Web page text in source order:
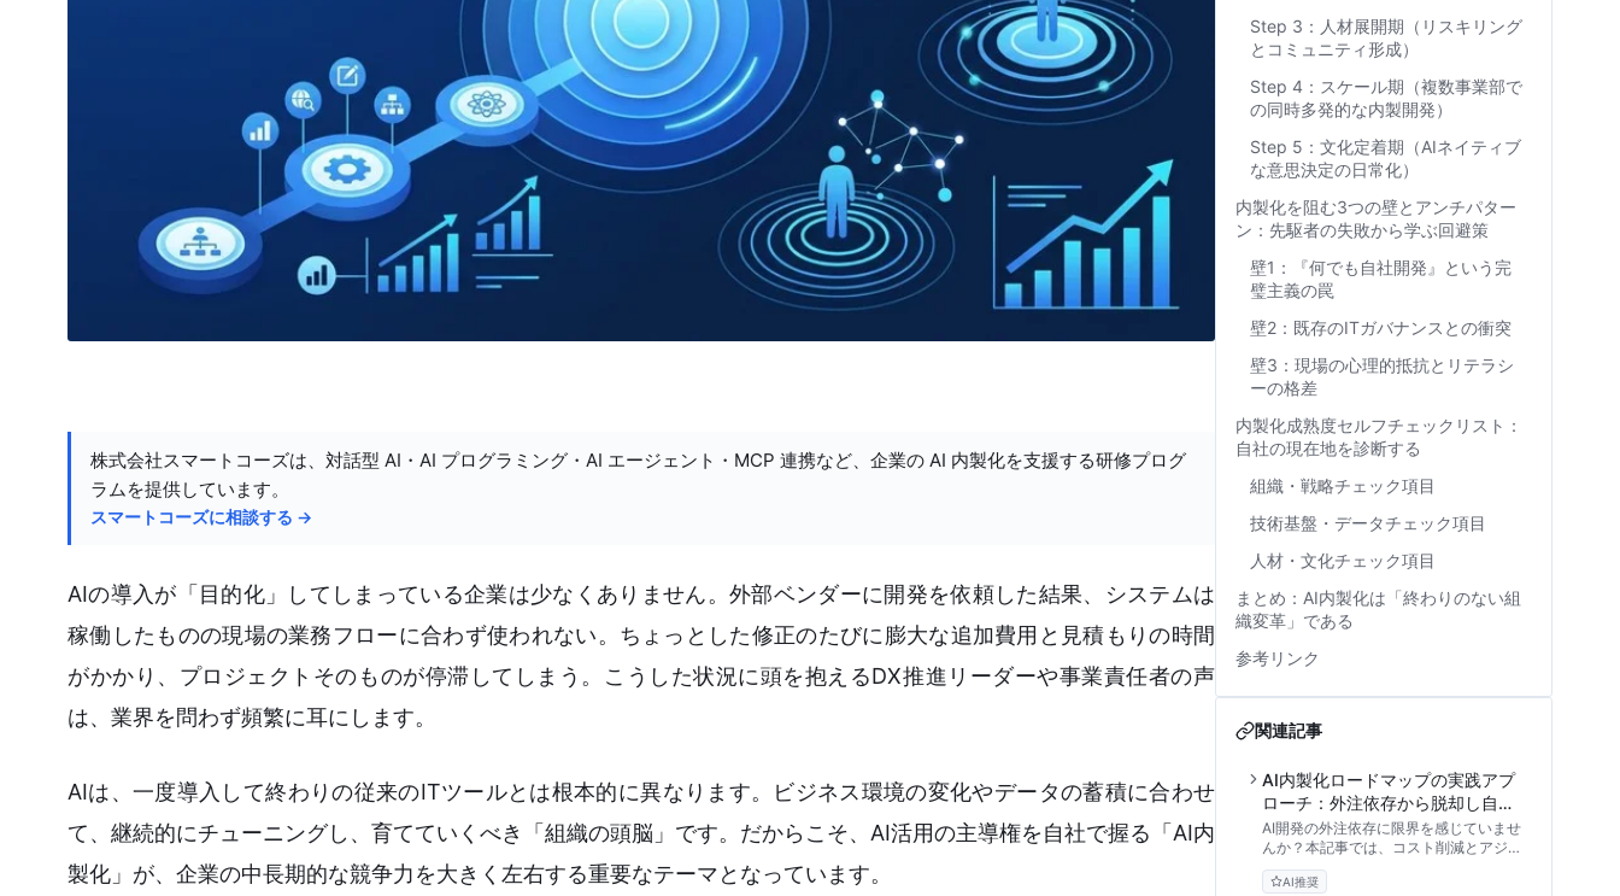
株式会社スマートコーズは、対話型 AI・AI プログラミング・AI エージェント・MCP 連携など、企業の AI 内製化を支援する研修プログ
ラムを提供しています。
スマートコーズに相談する →
AIの導入が「目的化」してしまっている企業は少なくありません。外部ベンダーに開発を依頼した結果、システムは
稼働したものの現場の業務フローに合わず使われない。ちょっとした修正のたびに膨大な追加費用と見積もりの時間
がかかり、プロジェクトそのものが停滞してしまう。こうした状況に頭を抱えるDX推進リーダーや事業責任者の声
は、業界を問わず頻繁に耳にします。
AIは、一度導入して終わりの従来のITツールとは根本的に異なります。ビジネス環境の変化やデータの蓄積に合わせ
て、継続的にチューニングし、育てていくべき「組織の頭脳」です。だからこそ、AI活用の主導権を自社で握る「AI内
製化」が、企業の中長期的な競争力を大きく左右する重要なテーマとなっています。
Step 3：人材展開期（リスキリング
とコミュニティ形成）
Step 4：スケール期（複数事業部で
の同時多発的な内製開発）
Step 5：文化定着期（AIネイティブ
な意思決定の日常化）
内製化を阻む3つの壁とアンチパター
ン：先駆者の失敗から学ぶ回避策
壁1：『何でも自社開発』という完
璧主義の罠
壁2：既存のITガバナンスとの衝突
壁3：現場の心理的抵抗とリテラシ
ーの格差
内製化成熟度セルフチェックリスト：
自社の現在地を診断する
組織・戦略チェック項目
技術基盤・データチェック項目
人材・文化チェック項目
まとめ：AI内製化は「終わりのない組
織変革」である
参考リンク
関連記事
AI内製化ロードマップの実践アプ
ローチ：外注依存から脱却し自走
組織を構築する5段階ワークフロ
ー
AI開発の外注依存に限界を感じていませ
んか？本記事では、コスト削減とアジリ
ティ向上を実現する「AI内製化」の5段
階ロードマップを徹底解説。PoCの壁を
AI推奨